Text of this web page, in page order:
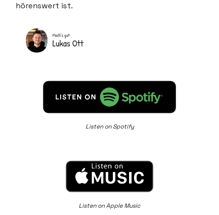
hörenswert ist.
Listen on Spotify
Listen on Apple Music